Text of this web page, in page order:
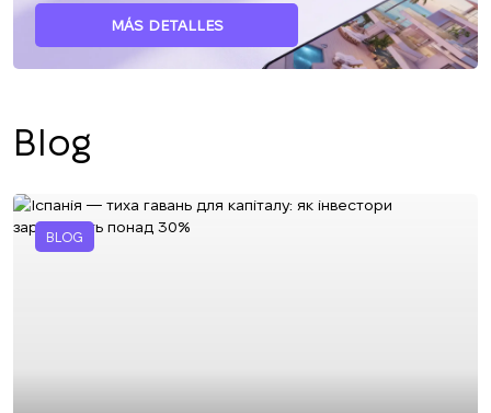
MÁS DETALLES
Blog
BLOG